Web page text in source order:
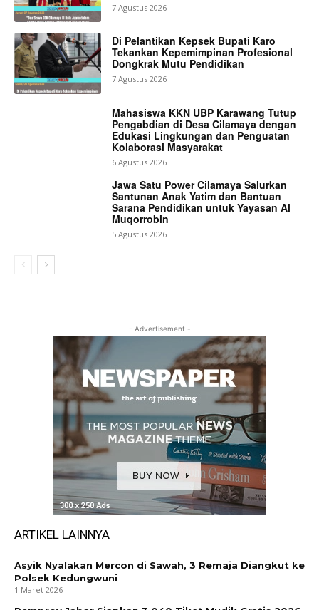
7 Agustus 2026
Di Pelantikan Kepsek Bupati Karo
Tekankan Kepemimpinan Profesional
Dongkrak Mutu Pendidikan
7 Agustus 2026
Mahasiswa KKN UBP Karawang Tutup
Pengabdian di Desa Cilamaya dengan
Edukasi Lingkungan dan Penguatan
Kolaborasi Masyarakat
6 Agustus 2026
Jawa Satu Power Cilamaya Salurkan
Santunan Anak Yatim dan Bantuan
Sarana Pendidikan untuk Yayasan Al
Muqorrobin
5 Agustus 2026
- Advertisement -
ARTIKEL LAINNYA
Asyik Nyalakan Mercon di Sawah, 3 Remaja Diangkut ke
Polsek Kedungwuni
1 Maret 2026